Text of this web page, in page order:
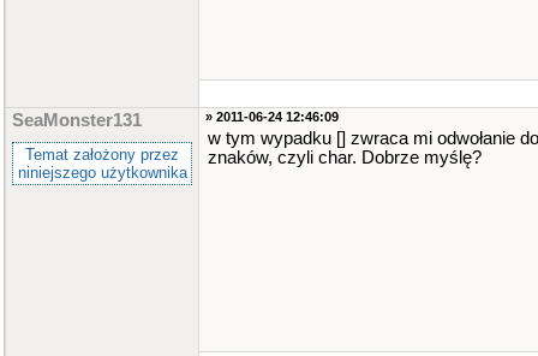
SeaMonster131
Temat założony przez
niniejszego użytkownika
» 2011-06-24 12:46:09
w tym wypadku [] zwraca mi odwołanie
znaków, czyli char. Dobrze myślę?